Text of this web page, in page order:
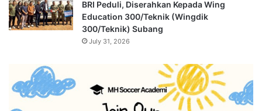
BRI Peduli, Diserahkan Kepada Wing
Education 300/Teknik (Wingdik
300/Teknik) Subang
July 31, 2026